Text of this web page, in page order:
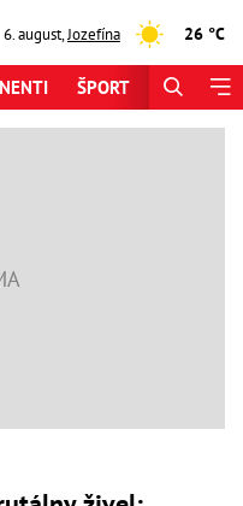
6. august,Jozefína 26 °C
ŠPORT